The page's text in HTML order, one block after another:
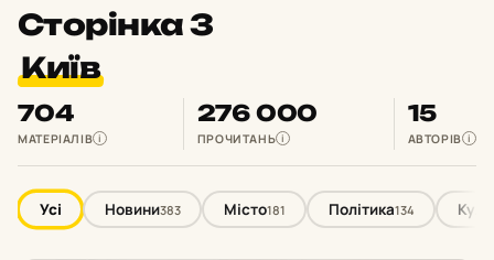
Сторінка 3
Київ
704
МАТЕРІАЛІВ i
276 000
ПРОЧИТАНЬ i
15
АВТОРІВ i
Усі Новини383 Місто181 Політика134